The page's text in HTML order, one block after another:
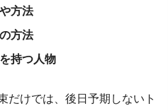
方法
方法
持つ人物
だけでは、後日予期しないト